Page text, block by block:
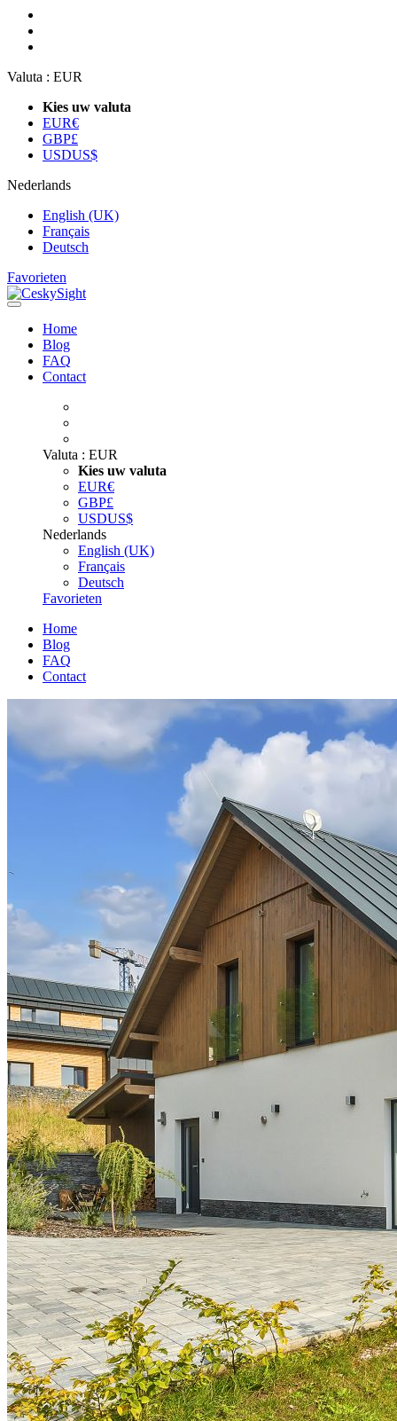
Valuta : EUR
Kies uw valuta
EUR€
GBP£
USDUS$
Nederlands
English (UK)
Français
Deutsch
Favorieten
Home
Blog
FAQ
Contact
Valuta : EUR
Kies uw valuta
EUR€
GBP£
USDUS$
Nederlands
English (UK)
Français
Deutsch
Favorieten
Home
Blog
FAQ
Contact